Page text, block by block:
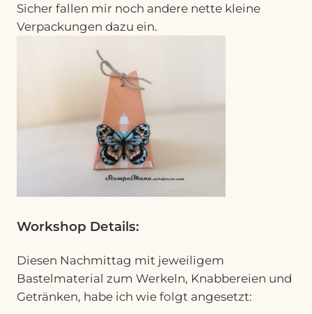
Sicher fallen mir noch andere nette kleine
Verpackungen dazu ein.
Workshop Details:
Diesen Nachmittag mit jeweiligem
Bastelmaterial zum Werkeln, Knabbereien und
Getränken, habe ich wie folgt angesetzt: